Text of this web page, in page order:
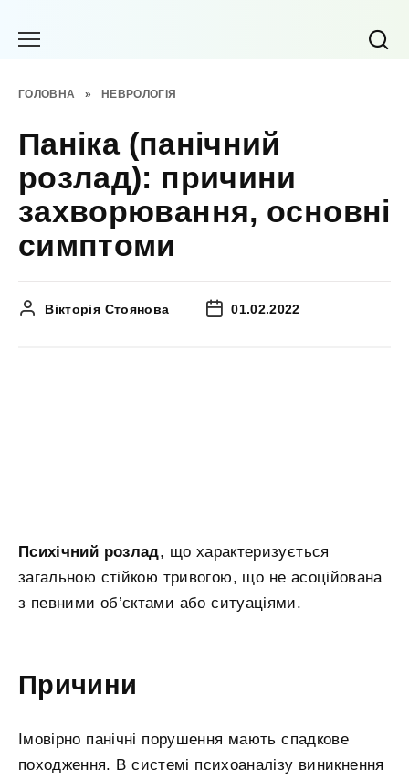
ГОЛОВНА » НЕВРОЛОГІЯ
Паніка (панічний
розлад): причини
захворювання, основні
симптоми
Вікторія Стоянова 01.02.2022
Психічний розлад, що характеризується
загальною стійкою тривогою, що не асоційована
з певними об’єктами або ситуаціями.
Причини
Імовірно панічні порушення мають спадкове
походження. В системі психоаналізу виникнення